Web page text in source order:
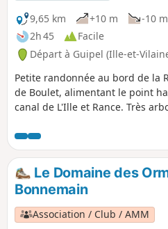
9,65 km
+10 m
-10 m
2h 45
Facile
Départ à Guipel (Ille-et-
Petite randonnée au bord de la
de Boulet, alimentant le point
canal de L'Ille et Rance. Très
est magnifique aux couleurs du
printemps et de l'automne et
ombragée en été. Vous oubliez
bitumées de bout en bout.
prolonger la balade sur les rives
canal (à l'écluse de Ville Morin)
long de la rigole au hameau du
Le Domaine des
Bonnemain
Association / Club / AMM